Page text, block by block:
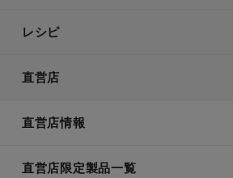
レシピ
直営店
直営店情報
直営店限定製品一覧